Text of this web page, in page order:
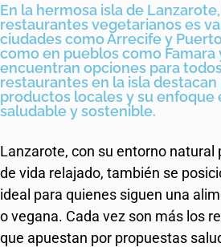
En la hermosa isla de
restaurantes vegetarianos es
ciudades como Arrecife y
como en pueblos como Famara
encuentran opciones para
restaurantes en la isla destacan
productos locales y su enfoque
saludable y sostenible.
Lanzarote, con su entorno natural
de vida relajado, también se
ideal para quienes siguen una
o vegana. Cada vez son más los
que apuestan por propuestas